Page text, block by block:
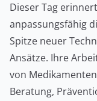
Dieser Tag
anpassungsfähig
Spitze neuer
Ansätze. Ihre
von
Beratung,